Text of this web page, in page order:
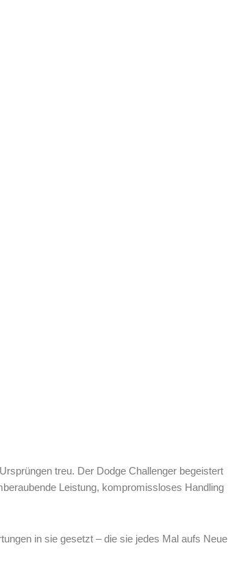
treu. Der Dodge Challenger begeistert
Leistung, kompromissloses Handling
in sie gesetzt – die sie jedes Mal aufs Neue